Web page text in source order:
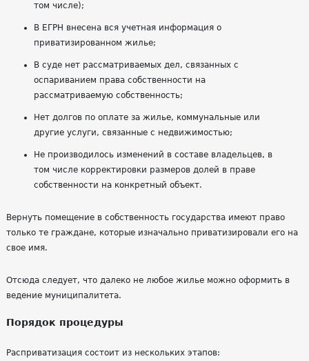
том числе);
В ЕГРН внесена вся учетная информация о
приватизированном жилье;
В суде нет рассматриваемых дел, связанных с
оспариванием права собственности на
рассматриваемую собственность;
Нет долгов по оплате за жилье, коммунальные или
другие услуги, связанные с недвижимостью;
Не производилось изменений в составе владельцев, в
том числе корректировки размеров долей в праве
собственности на конкретный объект.
Вернуть помещение в собственность государства имеют право
только те граждане, которые изначально приватизировали его на
свое имя.
Отсюда следует, что далеко не любое жилье можно оформить в
ведение муниципалитета.
Порядок процедуры
Расприватизация состоит из нескольких этапов: